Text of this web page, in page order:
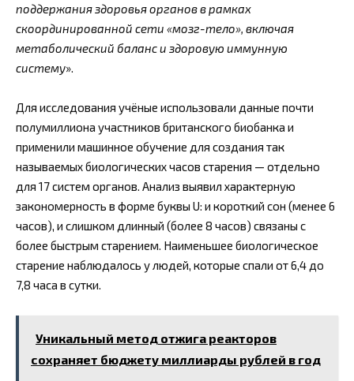
поддержания здоровья органов в рамках
скоординированной сети «мозг-тело», включая
метаболический баланс и здоровую иммунную
систему».
Для исследования учёные использовали данные почти
полумиллиона участников британского биобанка и
применили машинное обучение для создания так
называемых биологических часов старения — отдельно
для 17 систем органов. Анализ выявил характерную
закономерность в форме буквы U: и короткий сон (менее 6
часов), и слишком длинный (более 8 часов) связаны с
более быстрым старением. Наименьшее биологическое
старение наблюдалось у людей, которые спали от 6,4 до
7,8 часа в сутки.
Уникальный метод отжига реакторов
сохраняет бюджету миллиарды рублей в год